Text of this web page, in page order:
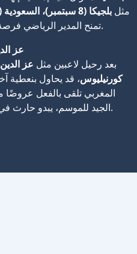
مثل بلجيكا (8 سبتمبر)، السعودية (11 سبتمبر)، وتركيا (12 سبتمبر)
تمنح المدير الرياضي فرصة للعمل على رحيل بعض اللاعبين.
عز
بعد رحيل لاعبين مثل عز
كورنيليوس، قد يحاول بنعطية
المغربي تلقى بالفعل
الجيد للموسم، يبدو حارث في صدارة قائمة اللاعبين المغادرين.